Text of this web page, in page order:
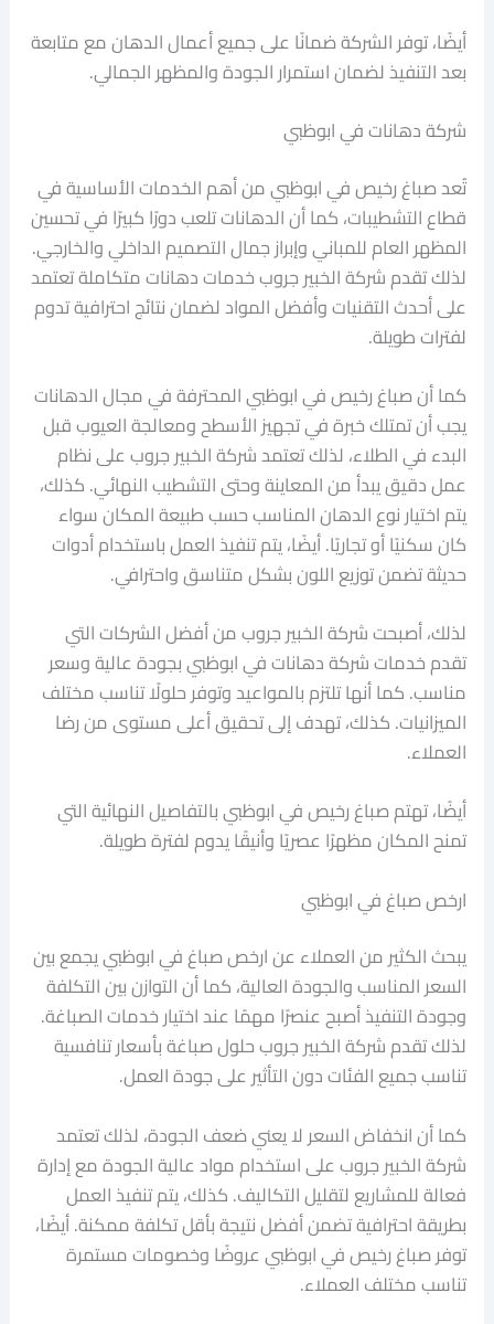
أيضًا، توفر الشركة ضمانًا على جميع أعمال الدهان مع متابعة
بعد التنفيذ لضمان استمرار الجودة والمظهر الجمالي.
شركة دهانات في ابوظبي
تُعد صباغ رخيص في ابوظبي من أهم الخدمات الأساسية في
قطاع التشطيبات، كما أن الدهانات تلعب دورًا كبيرًا في تحسين
المظهر العام للمباني وإبراز جمال التصميم الداخلي والخارجي.
لذلك تقدم شركة الخبير جروب خدمات دهانات متكاملة تعتمد
على أحدث التقنيات وأفضل المواد لضمان نتائج احترافية تدوم
لفترات طويلة.
كما أن صباغ رخيص في ابوظبي المحترفة في مجال الدهانات
يجب أن تمتلك خبرة في تجهيز الأسطح ومعالجة العيوب قبل
البدء في الطلاء، لذلك تعتمد شركة الخبير جروب على نظام
عمل دقيق يبدأ من المعاينة وحتى التشطيب النهائي. كذلك،
يتم اختيار نوع الدهان المناسب حسب طبيعة المكان سواء
كان سكنيًا أو تجاريًا. أيضًا، يتم تنفيذ العمل باستخدام أدوات
حديثة تضمن توزيع اللون بشكل متناسق واحترافي.
لذلك، أصبحت شركة الخبير جروب من أفضل الشركات التي
تقدم خدمات شركة دهانات في ابوظبي بجودة عالية وسعر
مناسب. كما أنها تلتزم بالمواعيد وتوفر حلولًا تناسب مختلف
الميزانيات. كذلك، تهدف إلى تحقيق أعلى مستوى من رضا
العملاء.
أيضًا، تهتم صباغ رخيص في ابوظبي بالتفاصيل النهائية التي
تمنح المكان مظهرًا عصريًا وأنيقًا يدوم لفترة طويلة.
ارخص صباغ في ابوظبي
يبحث الكثير من العملاء عن ارخص صباغ في ابوظبي يجمع بين
السعر المناسب والجودة العالية، كما أن التوازن بين التكلفة
وجودة التنفيذ أصبح عنصرًا مهمًا عند اختيار خدمات الصباغة.
لذلك تقدم شركة الخبير جروب حلول صباغة بأسعار تنافسية
تناسب جميع الفئات دون التأثير على جودة العمل.
كما أن انخفاض السعر لا يعني ضعف الجودة، لذلك تعتمد
شركة الخبير جروب على استخدام مواد عالية الجودة مع إدارة
فعالة للمشاريع لتقليل التكاليف. كذلك، يتم تنفيذ العمل
بطريقة احترافية تضمن أفضل نتيجة بأقل تكلفة ممكنة. أيضًا،
توفر صباغ رخيص في ابوظبي عروضًا وخصومات مستمرة
تناسب مختلف العملاء.